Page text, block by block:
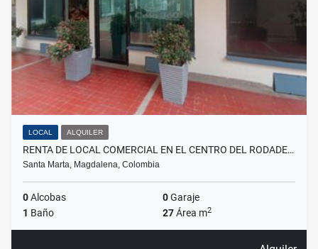
LOCAL ALQUILER
RENTA DE LOCAL COMERCIAL EN EL CENTRO DEL RODADE…
Santa Marta, Magdalena, Colombia
0Alcobas 0Garaje
1 Baño 27Área m2